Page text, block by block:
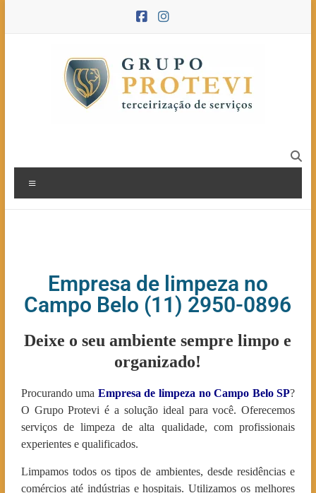
Empresa de limpeza no
Campo Belo (11) 2950-0896
Deixe o seu ambiente sempre limpo e
organizado!
Procurando uma Empresa de limpeza no Campo Belo SP?
O Grupo Protevi é a solução ideal para você. Oferecemos
serviços de limpeza de alta qualidade, com profissionais
experientes e qualificados.
Limpamos todos os tipos de ambientes, desde residências e
comércios até indústrias e hospitais. Utilizamos os melhores